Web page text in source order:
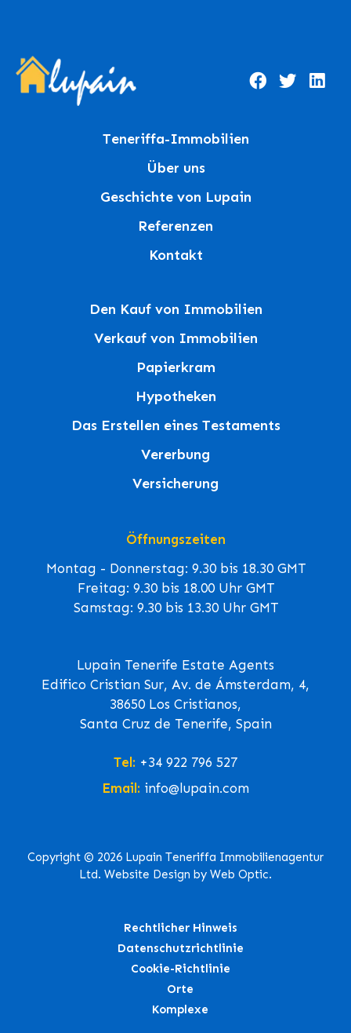
Teneriffa-Immobilien
Über uns
Geschichte von Lupain
Referenzen
Kontakt
Den Kauf von Immobilien
Verkauf von Immobilien
Papierkram
Hypotheken
Das Erstellen eines Testaments
Vererbung
Versicherung
Öffnungszeiten
Montag - Donnerstag: 9.30 bis 18.30 GMT
Freitag: 9.30 bis 18.00 Uhr GMT
Samstag: 9.30 bis 13.30 Uhr GMT
Lupain Tenerife Estate Agents
Edifico Cristian Sur, Av. de Ámsterdam, 4,
38650 Los Cristianos,
Santa Cruz de Tenerife, Spain
Tel: +34 922 796 527
Email: info@lupain.com
Copyright © 2026 Lupain Teneriffa Immobilienagentur
Ltd. Website Design by Web Optic.
Rechtlicher Hinweis
Datenschutzrichtlinie
Cookie-Richtlinie
Orte
Komplexe